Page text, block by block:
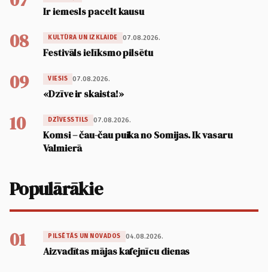
Ir iemesls pacelt kausu
08 KULTŪRA UN IZKLAIDE 07.08.2026.
Festivāls ielīksmo pilsētu
09 VIESIS 07.08.2026.
«Dzīve ir skaista!»
10 DZĪVESSTILS 07.08.2026.
Komsi – čau-čau puika no Somijas. Ik vasaru
Valmierā
Populārākie
01 PILSĒTĀS UN NOVADOS 04.08.2026.
Aizvadītas mājas kafejnīcu dienas